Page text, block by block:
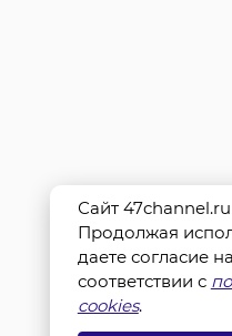
Сайт
Продолжая
даете согласие
соответствии с
cookies.